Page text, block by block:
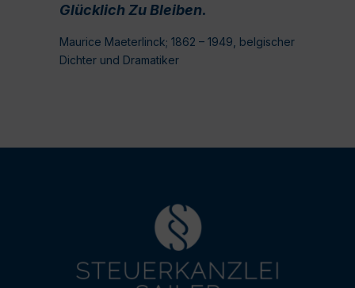
Glücklich Zu Bleiben.
Maurice Maeterlinck; 1862 – 1949, belgischer
Dichter und Dramatiker